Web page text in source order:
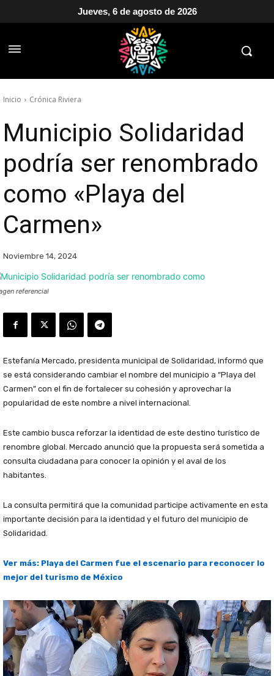
Jueves, 6 de agosto de 2026
Inicio Crónica Riviera
Municipio Solidaridad
podría ser renombrado
como «Playa del
Carmen»
Noviembre 14, 2024
referencial
Estefanía Mercado, presidenta municipal de Solidaridad, informó que
se está considerando cambiar el nombre del municipio a “Playa del
Carmen” con el fin de fortalecer su cohesión y aprovechar la
popularidad de este nombre a nivel internacional.
Este cambio busca reforzar la identidad de este destino turístico de
renombre global. Mercado anunció que la propuesta será sometida a
consulta ciudadana para conocer la opinión y el aval de los
habitantes.
La consulta permitirá que la comunidad participe activamente en esta
importante decisión para la identidad y el futuro del municipio de
Solidaridad.
Ver más: Playa del Carmen fue el escenario para reconocer lo
mejor del turismo de México